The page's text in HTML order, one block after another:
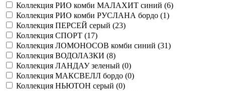
Коллекция РИО комби МАЛАХИТ синий (6)
Коллекция РИО комби РУСЛАНА бордо (1)
Коллекция ПЕРСЕЙ серый (23)
Коллекция СПОРТ (17)
Коллекция ЛОМОНОСОВ комби синий (31)
Коллекция ВОДОЛАЗКИ (8)
Коллекция ЛАНДАУ зеленый (0)
Коллекция МАКСВЕЛЛ бордо (0)
Коллекция НЬЮТОН серый (0)